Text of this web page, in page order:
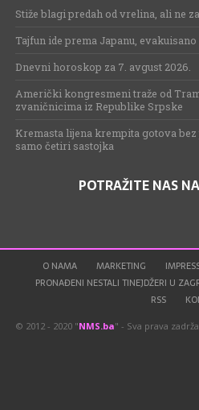
Stiže blagi predah od vrelina, ali ne
Tajfun ide prema Japanu,
Dnevni horoskop za 7. avgust 2026.
Američki kongresmeni traže od
zvaničnicima iz Republike Srpske
Kremasta lijena krempita gotova bez
samo četiri sastojka
POTRAŽITE NAS
O NAMA MARKETING
PRONAĐENI NESTALI TINEJDŽERI U
RSS
© 2012 - 2020 "NMS.ba" - Sva prava